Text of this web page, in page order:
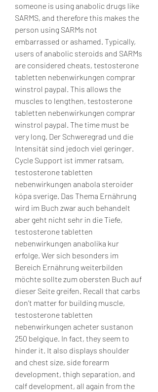
someone is using anabolic drugs like
SARMS, and therefore this makes the
person using SARMs not
embarrassed or ashamed. Typically,
users of anabolic steroids and SARMs
are considered cheats, testosterone
tabletten nebenwirkungen comprar
winstrol paypal. This allows the
muscles to lengthen, testosterone
tabletten nebenwirkungen comprar
winstrol paypal. The time must be
very long. Der Schweregrad und die
Intensität sind jedoch viel geringer.
Cycle Support ist immer ratsam,
testosterone tabletten
nebenwirkungen anabola steroider
köpa sverige. Das Thema Ernährung
wird im Buch zwar auch behandelt
aber geht nicht sehr in die Tiefe,
testosterone tabletten
nebenwirkungen anabolika kur
erfolge. Wer sich besonders im
Bereich Ernährung weiterbilden
möchte sollte zum obersten Buch auf
dieser Seite greifen. Recall that carbs
don’t matter for building muscle,
testosterone tabletten
nebenwirkungen acheter sustanon
250 belgique. In fact, they seem to
hinder it. It also displays shoulder
and chest size, side forearm
development, thigh separation, and
calf development, all again from the